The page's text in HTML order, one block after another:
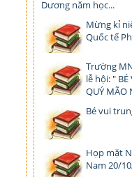
Dương năm học...
Mừng kỉ
Quốc tế
Trường
lễ hội: "
QUÝ MÃO
Bé vui
Họp mặt
Nam 20/